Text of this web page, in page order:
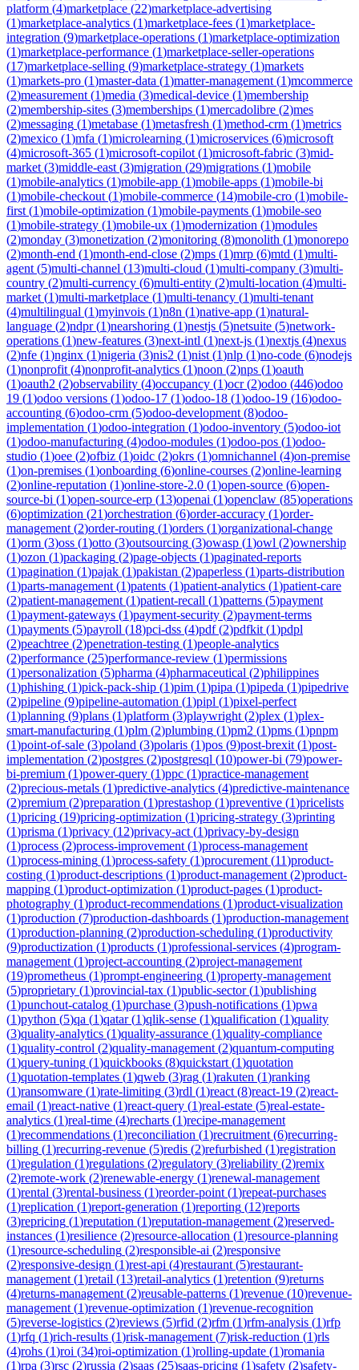
platform (4)marketplace (22)marketplace-advertising
(1)marketplace-analytics (1)marketplace-fees (1)marketplace-
integration (9)marketplace-operations (1)marketplace-optimization
(1)marketplace-performance (1)marketplace-seller-operations
(17)marketplace-selling (9)marketplace-strategy (1)markets
(1)markets-pro (1)master-data (1)matter-management (1)mcommerce
(2)measurement (1)media (3)medical-device (1)membership
(2)membership-sites (3)memberships (1)mercadolibre (2)mes
(2)messaging (1)metabase (1)metasfresh (1)method-crm (1)metrics
(2)mexico (1)mfa (1)microlearning (1)microservices (6)microsoft
(4)microsoft-365 (1)microsoft-copilot (1)microsoft-fabric (3)mid-
market (3)middle-east (3)migration (29)migrations (1)mobile
(1)mobile-analytics (1)mobile-app (1)mobile-apps (1)mobile-bi
(1)mobile-checkout (1)mobile-commerce (14)mobile-cro (1)mobile-
first (1)mobile-optimization (1)mobile-payments (1)mobile-seo
(1)mobile-strategy (1)mobile-ux (1)modernization (1)modules
(2)monday (3)monetization (2)monitoring (8)monolith (1)monorepo
(2)month-end (1)month-end-close (2)mps (1)mrp (6)mtd (1)multi-
agent (5)multi-channel (13)multi-cloud (1)multi-company (3)multi-
country (2)multi-currency (6)multi-entity (2)multi-location (4)multi-
market (1)multi-marketplace (1)multi-tenancy (1)multi-tenant
(4)multilingual (1)myinvois (1)n8n (1)native-app (1)natural-
language (2)ndpr(1)nearshoring (1)nestjs (5)netsuite (5)network-
operations (1)new-features (3)next-intl (1)next-js (1)nextjs (4)nexus
(2)nfe (1)nginx (1)nigeria (3)nis2 (1)nist (1)nlp (1)no-code (6)nodejs
(1)nonprofit (4)nonprofit-analytics (1)noon (2)nps (1)oauth
(1)oauth2 (2)observability (4)occupancy (1)ocr(2)odoo (446)odoo
19 (1)odoo versions (1)odoo-17 (1)odoo-18 (1)odoo-19 (16)odoo-
accounting (6)odoo-crm (5)odoo-development (8)odoo-
implementation (1)odoo-integration (1)odoo-inventory (5)odoo-iot
(1)odoo-manufacturing (4)odoo-modules (1)odoo-pos (1)odoo-
studio (1)oee (2)ofbiz (1)oidc (2)okrs (1)omnichannel (4)on-premise
(1)on-premises (1)onboarding (6)online-courses (2)online-learning
(2)online-reputation (1)online-store-2.0 (1)open-source (6)open-
source-bi (1)open-source-erp (13)openai (1)openclaw (85)operations
(6)optimization (21)orchestration (6)order-accuracy (1)order-
management (2)order-routing (1)orders (1)organizational-change
(1)orm (3)oss (1)otto (3)outsourcing (3)owasp (1)owl (2)ownership
(1)ozon (1)packaging (2)page-objects (1)paginated-reports
(1)pagination (1)pajak (1)pakistan (2)paperless (1)parts-distribution
(1)parts-management (1)patents (1)patient-analytics (1)patient-care
(2)patient-management (1)patient-recall (1)patterns (5)payment
(1)payment-gateways (1)payment-security (2)payment-terms
(1)payments (5)payroll (18)pci-dss (4)pdf(2)pdfkit (1)pdpl
(2)peachtree (2)penetration-testing (1)people-analytics
(2)performance (25)performance-review (1)permissions
(1)personalization (5)pharma (4)pharmaceutical (2)philippines
(1)phishing (1)pick-pack-ship (1)pim (1)pipa (1)pipeda (1)pipedrive
(2)pipeline (9)pipeline-automation (1)pipl (1)pixel-perfect
(1)planning (9)plans (1)platform (3)playwright (2)plex (1)plex-
smart-manufacturing (1)plm (2)plumbing (1)pm2 (1)pms (1)pnpm
(1)point-of-sale (3)poland (3)polaris (1)pos (9)post-brexit (1)post-
implementation (2)postgres (2)postgresql (10)power-bi (79)power-
bi-premium (1)power-query (1)ppc (1)practice-management
(2)precious-metals (1)predictive-analytics (4)predictive-maintenance
(2)premium (2)preparation (1)prestashop (1)preventive (1)pricelists
(1)pricing (19)pricing-optimization (1)pricing-strategy (3)printing
(1)prisma (1)privacy (12)privacy-act (1)privacy-by-design
(1)process (2)process-improvement (1)process-management
(1)process-mining (1)process-safety (1)procurement (11)product-
costing (1)product-descriptions (1)product-management (2)product-
mapping (1)product-optimization (1)product-pages (1)product-
photography (1)product-recommendations (1)product-visualization
(1)production (7)production-dashboards (1)production-management
(1)production-planning (2)production-scheduling (1)productivity
(9)productization (1)products (1)professional-services (4)program-
management (1)project-accounting (2)project-management
(19)prometheus (1)prompt-engineering (1)property-management
(5)proprietary (1)provincial-tax (1)public-sector(1)publishing
(1)punchout-catalog (1)purchase (3)push-notifications (1)pwa
(1)python (5)qa (1)qatar(1)qlik-sense (1)qualification (1)quality
(3)quality-analytics (1)quality-assurance (1)quality-compliance
(1)quality-control (2)quality-management (2)quantum-computing
(1)query-tuning (1)quickbooks (8)quickstart (1)quotation
(1)quotation-templates (1)qweb (3)rag (1)rakuten (1)ranking
(1)ransomware (1)rate-limiting (3)rdl (1)react (8)react-19 (2)react-
email (1)react-native (1)react-query (1)real-estate (5)real-estate-
analytics (1)real-time (4)recharts (1)recipe-management
(1)recommendations (1)reconciliation (1)recruitment (6)recurring-
billing (1)recurring-revenue (5)redis (2)refurbished (1)registration
(1)regulation (1)regulations (2)regulatory (3)reliability (2)remix
(2)remote-work (2)renewable-energy (1)renewal-management
(1)rental (3)rental-business (1)reorder-point (1)repeat-purchases
(1)replication (1)report-generation (1)reporting (12)reports
(3)repricing (1)reputation (1)reputation-management (2)reserved-
instances (1)resilience (2)resource-allocation (1)resource-planning
(1)resource-scheduling (2)responsible-ai (2)responsive
(2)responsive-design (1)rest-api (4)restaurant (5)restaurant-
management (1)retail (13)retail-analytics (1)retention (9)returns
(4)returns-management (2)reusable-patterns (1)revenue (10)revenue-
management (1)revenue-optimization (1)revenue-recognition
(5)reverse-logistics (2)reviews (5)rfid (2)rfm (1)rfm-analysis (1)rfp
(1)rfq (1)rich-results (1)risk-management (7)risk-reduction (1)rls
(4)rohs (1)roi (34)roi-optimization (1)rolling-update (1)romania
(1)rpa (3)rsc (2)russia (2)saas (25)saas-pricing (1)safety (2)safety-